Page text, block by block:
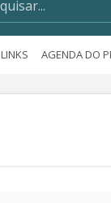
LINKS AGENDA DO